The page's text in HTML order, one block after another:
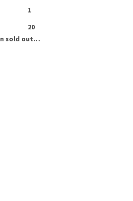
1
20
sold out…